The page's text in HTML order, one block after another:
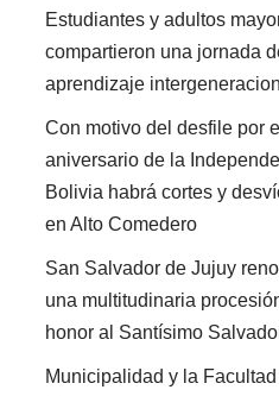
Estudiantes y adultos
compartieron una jornada
aprendizaje
Con motivo del desfile por
aniversario de la
Bolivia habrá cortes y
en Alto Comedero
San Salvador de Jujuy
una multitudinaria
honor al Santísimo
Municipalidad y la